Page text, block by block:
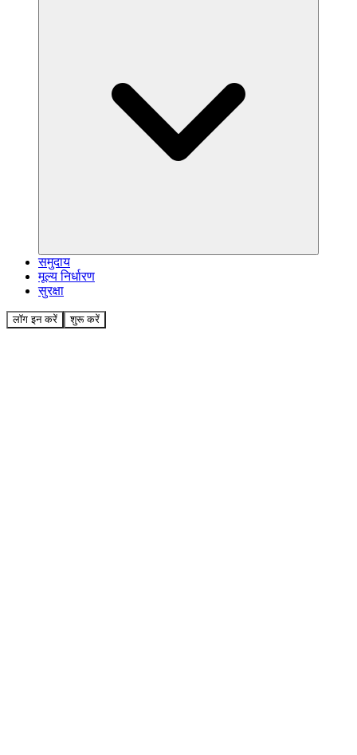
समुदाय
मूल्य निर्धारण
सुरक्षा
लॉग इन करें शुरू करें